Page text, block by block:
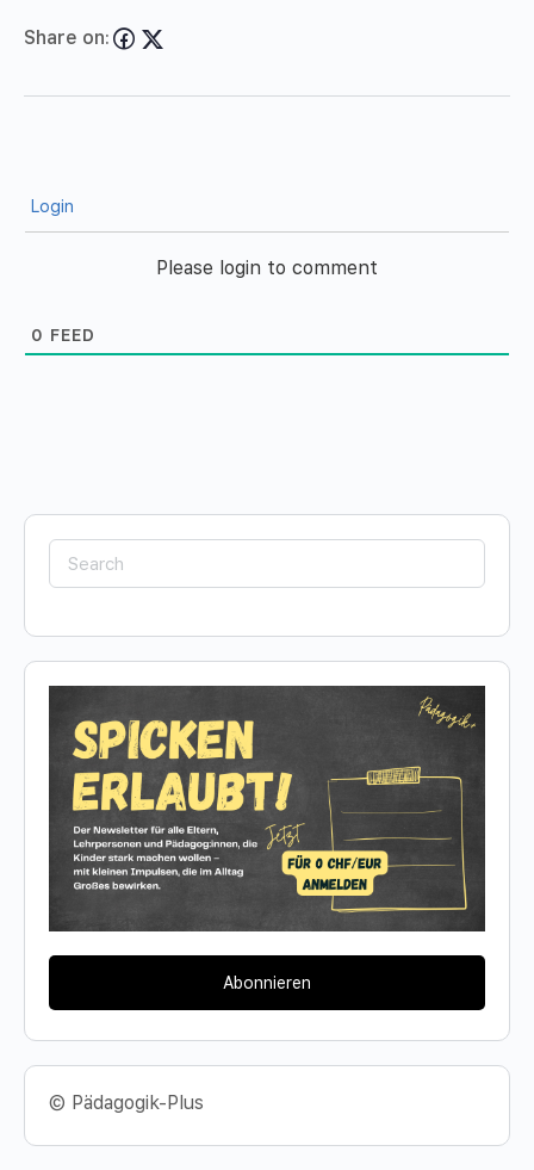
Share on:
Login
Please login to comment
0 FEED
Search
for:
Abonnieren
© Pädagogik-Plus